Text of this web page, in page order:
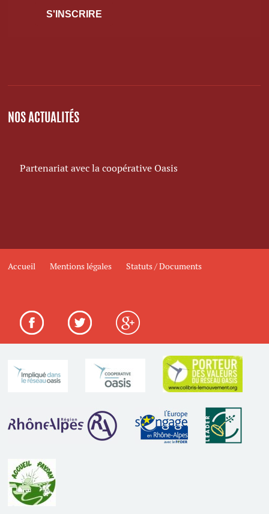
NOS ACTUALITÉS
Partenariat avec la coopérative Oasis
Accueil Mentions légales Statuts / Documents